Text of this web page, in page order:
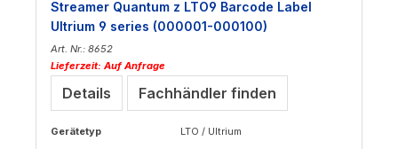
Streamer Quantum z LTO9 Barcode Label
Ultrium 9 series (000001-000100)
Art. Nr.: 8652
Lieferzeit: Auf Anfrage
Details Fachhändler finden
Gerätetyp LTO / Ultrium